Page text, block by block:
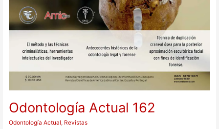
Odontología Actual 162
Odontología Actual, Revistas